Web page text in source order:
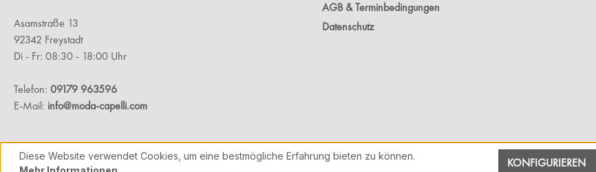
Asamstraße 13
92342 Freystadt
Di - Fr: 08:30 - 18:00 Uhr
Telefon: 09179 963596
E-Mail: info@moda-capelli.com
AGB & Terminbedingungen
Datenschutz
Diese Website verwendet Cookies, um eine bestmögliche Erfahrung bieten zu können.
KONFIGURIEREN